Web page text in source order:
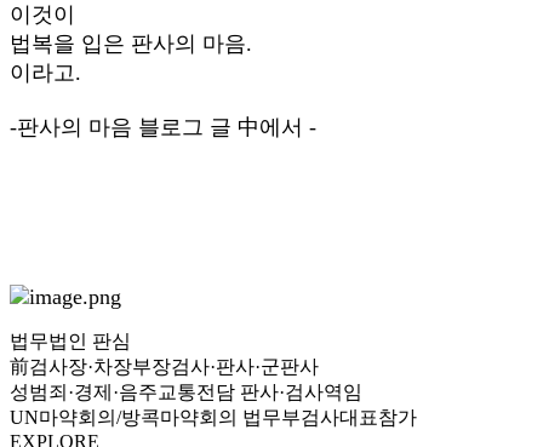
이것이
법복을 입은 판사의 마음.
이라고.
-판사의 마음 블로그 글 中에서 -
법무법인 판심
前검사장·차장부장검사·판사·군판사
성범죄·경제·음주교통전담 판사·검사역임
UN마약회의/방콕마약회의 법무부검사대표참가
EXPLORE